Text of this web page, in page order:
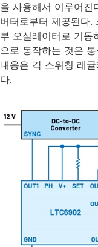
을 사용해서 이루어진
버터로부터 제공된다.
부 오실레이터로 기동
으로 동작하는 것은
내용은 각 스위칭 레
다.